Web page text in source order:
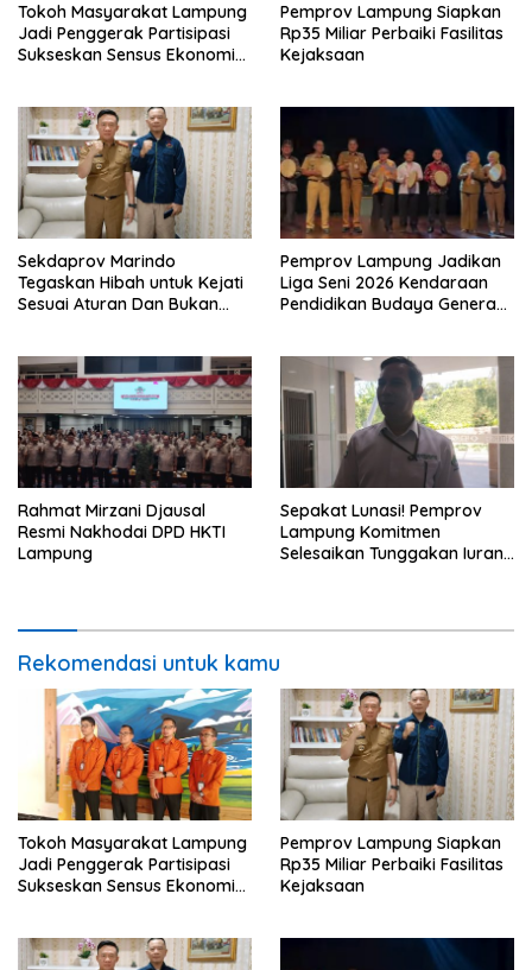
Tokoh Masyarakat Lampung
Jadi Penggerak Partisipasi
Sukseskan Sensus Ekonomi
Pemprov Lampung Siapkan
Rp35 Miliar Perbaiki Fasilitas
Kejaksaan
Sekdaprov Marindo
Tegaskan Hibah untuk Kejati
Sesuai Aturan Dan Bukan
Pemprov Lampung Jadikan
Liga Seni 2026 Kendaraan
Pendidikan Budaya Generasi
Rahmat Mirzani Djausal
Resmi Nakhodai DPD HKTI
Lampung
Sepakat Lunasi! Pemprov
Lampung Komitmen
Selesaikan Tunggakan Iuran
Rekomendasi untuk kamu
Tokoh Masyarakat Lampung
Jadi Penggerak Partisipasi
Sukseskan Sensus Ekonomi
Pemprov Lampung Siapkan
Rp35 Miliar Perbaiki Fasilitas
Kejaksaan